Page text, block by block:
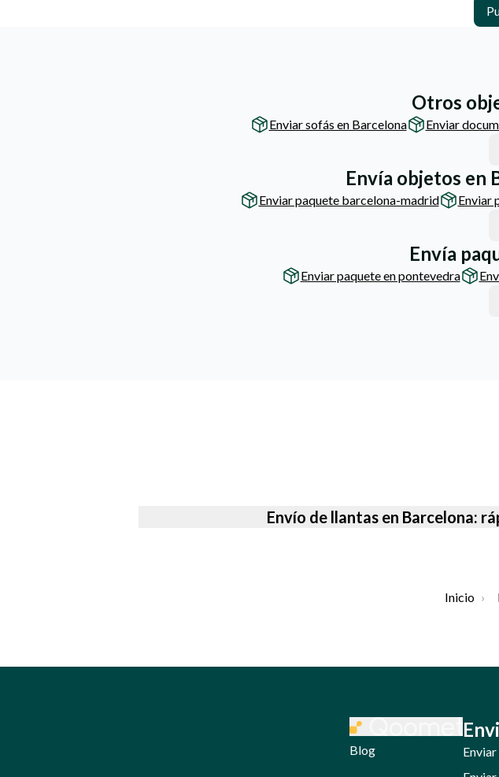
Otros
Enviar sofás en Barcelona Enviar
Envía objetos en
Enviar paquete barcelona-madrid Enviar
Envía
Enviar paquete en pontevedra
Envío de llantas en Barcelona:
Inicio ›
Blog